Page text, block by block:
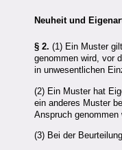
Neuheit und
§ 2. (1) Ein Muster
genommen wird, vor
in unwesentlichen
(2) Ein Muster hat
ein anderes Muster
Anspruch
(3) Bei der